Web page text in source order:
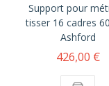
Support pour
tisser 16 cadres
Ashford
426,00 €